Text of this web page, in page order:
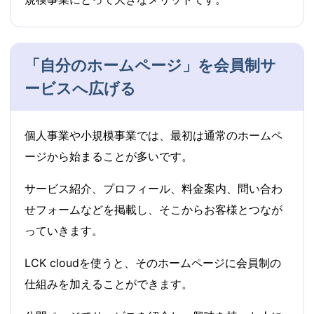
「自分のホームページ」を会員制サ
ービスへ広げる
個人事業や小規模事業では、最初は通常のホームペ
ージから始まることが多いです。
サービス紹介、プロフィール、料金案内、問い合わ
せフォームなどを掲載し、そこからお客様とつなが
っていきます。
LCK cloudを使うと、そのホームページに会員制の
仕組みを加えることができます。